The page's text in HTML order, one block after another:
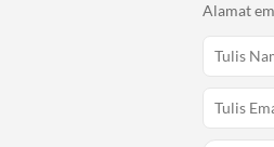
Alamat